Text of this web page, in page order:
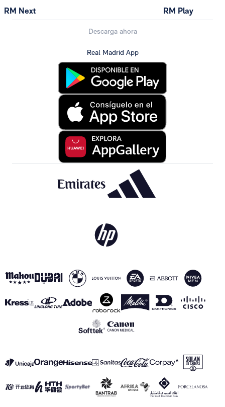
RM Next RM Play
Descarga ahora
Real Madrid App